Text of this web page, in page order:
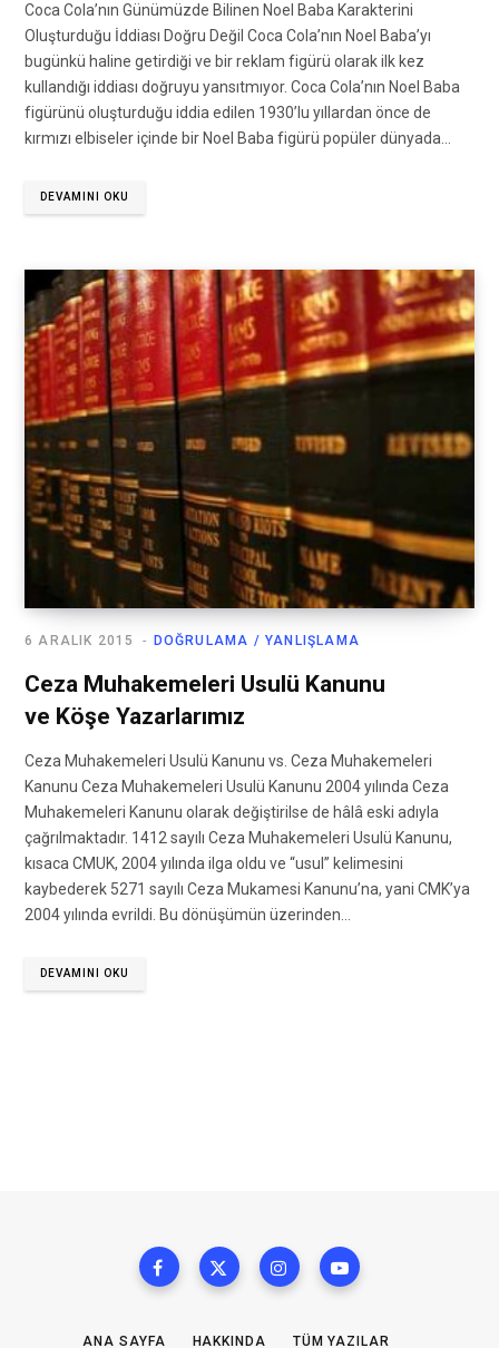
Coca Cola’nın Günümüzde Bilinen Noel Baba Karakterini
Oluşturduğu İddiası Doğru Değil Coca Cola’nın Noel Baba’yı
bugünkü haline getirdiği ve bir reklam figürü olarak ilk kez
kullandığı iddiası doğruyu yansıtmıyor. Coca Cola’nın Noel Baba
figürünü oluşturduğu iddia edilen 1930’lu yıllardan önce de
kırmızı elbiseler içinde bir Noel Baba figürü popüler dünyada…
DEVAMINI OKU
DOĞRULAMA / YANLIŞLAMA
6 ARALIK 2015
Ceza Muhakemeleri Usulü Kanunu
ve Köşe Yazarlarımız
Ceza Muhakemeleri Usulü Kanunu vs. Ceza Muhakemeleri
Kanunu Ceza Muhakemeleri Usulü Kanunu 2004 yılında Ceza
Muhakemeleri Kanunu olarak değiştirilse de hâlâ eski adıyla
çağrılmaktadır. 1412 sayılı Ceza Muhakemeleri Usulü Kanunu,
kısaca CMUK, 2004 yılında ilga oldu ve “usul” kelimesini
kaybederek 5271 sayılı Ceza Mukamesi Kanunu’na, yani CMK’ya
2004 yılında evrildi. Bu dönüşümün üzerinden…
DEVAMINI OKU
ANA SAYFA HAKKINDA TÜM YAZILAR